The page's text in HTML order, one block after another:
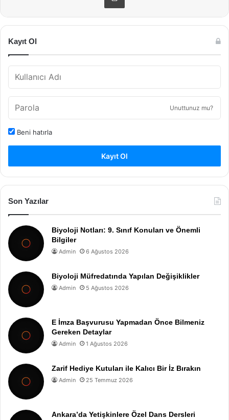
Kayıt Ol
Unuttunuz mu?
Beni hatırla
Kayıt Ol
Son Yazılar
Biyoloji Notları: 9. Sınıf Konuları ve Önemli
Bilgiler
Admin 6 Ağustos 2026
Biyoloji Müfredatında Yapılan Değişiklikler
Admin 5 Ağustos 2026
E İmza Başvurusu Yapmadan Önce Bilmeniz
Gereken Detaylar
Admin 1 Ağustos 2026
Zarif Hediye Kutuları ile Kalıcı Bir İz Bırakın
Admin 25 Temmuz 2026
Ankara’da Yetişkinlere Özel Dans Dersleri